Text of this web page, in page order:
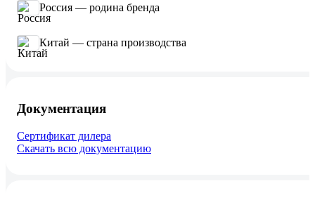
Россия — родина бренда
Китай — страна производства
Документация
Сертификат дилера
Скачать всю документацию